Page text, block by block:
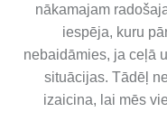
nākamajam
iespēja, kuru
nebaidāmies, ja ceļā
situācijas. Tādēļ
izaicina, lai mēs